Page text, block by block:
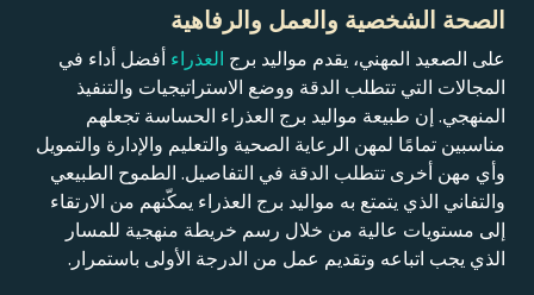
الصحة الشخصية والعمل والرفاهية
على الصعيد المهني، يقدم مواليد برج العذراء أفضل أداء في
المجالات التي تتطلب الدقة ووضع الاستراتيجيات والتنفيذ
المنهجي. إن طبيعة مواليد برج العذراء الحساسة تجعلهم
مناسبين تمامًا لمهن الرعاية الصحية والتعليم والإدارة والتمويل
وأي مهن أخرى تتطلب الدقة في التفاصيل. الطموح الطبيعي
والتفاني الذي يتمتع به مواليد برج العذراء يمكّنهم من الارتقاء
إلى مستويات عالية من خلال رسم خريطة منهجية للمسار
الذي يجب اتباعه وتقديم عمل من الدرجة الأولى باستمرار.